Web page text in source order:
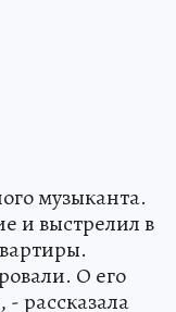
музыканта.
и выстрелил в
О его
рассказала